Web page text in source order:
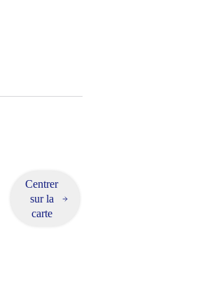
Centrer
sur la
carte